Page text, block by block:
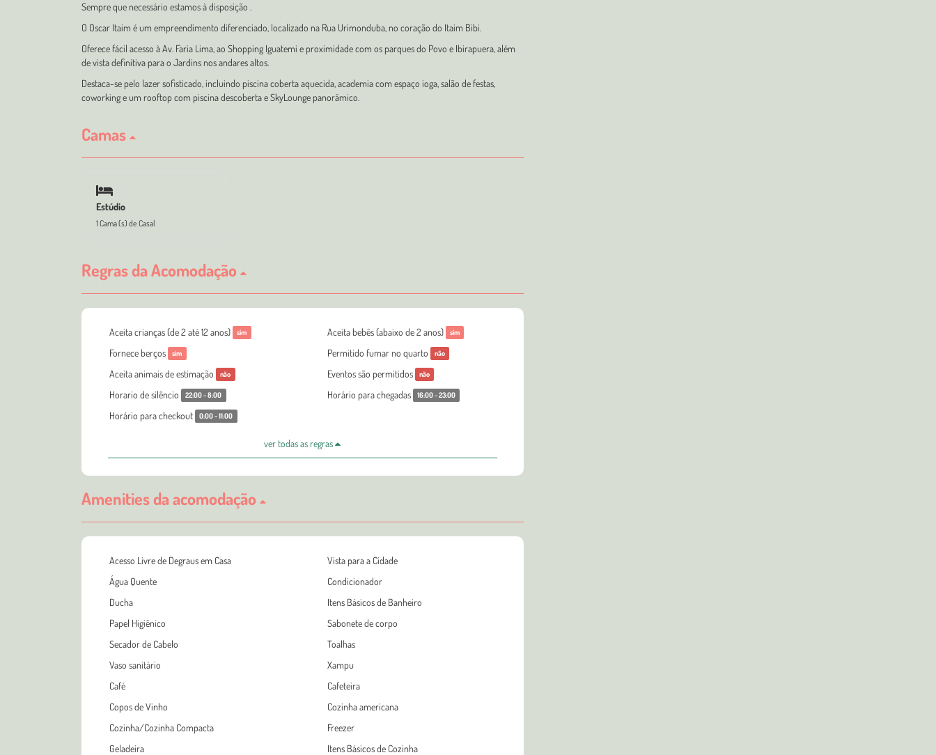
Sempre que necessário estamos à disposição .
O Oscar Itaim é um empreendimento diferenciado, localizado na Rua Urimonduba, no coração do Itaim Bibi.
Oferece fácil acesso à Av. Faria Lima, ao Shopping Iguatemi e proximidade com os parques do Povo e Ibirapuera, além
de vista definitiva para o Jardins nos andares altos.
Destaca-se pelo lazer sofisticado, incluindo piscina coberta aquecida, academia com espaço ioga, salão de festas,
coworking e um rooftop com piscina descoberta e SkyLounge panorâmico.
Camas
Estúdio
1 Cama (s) de Casal
Regras da Acomodação
Aceita crianças (de 2 até 12 anos) sim Aceita bebês (abaixo de 2 anos) sim
Fornece berços sim Permitido fumar no quarto não
Aceita animais de estimação não Eventos são permitidos não
Horario de silêncio 22:00 - 8:00 Horário para chegadas 16:00 - 23:00
Horário para checkout 0:00 - 11:00
ver todas as regras
Amenities da acomodação
Acesso Livre de Degraus em Casa
Vista para a Cidade
Água Quente
Condicionador
Ducha
Itens Básicos de Banheiro
Papel Higiênico
Sabonete de corpo
Secador de Cabelo
Toalhas
Vaso sanitário
Xampu
Café
Cafeteira
Copos de Vinho
Cozinha americana
Cozinha/Cozinha Compacta
Freezer
Geladeira
Itens Básicos de Cozinha